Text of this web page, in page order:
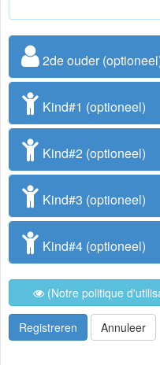
2de ouder
Kind#1 (optioneel)
Kind#2 (optioneel)
Kind#3 (optioneel)
Kind#4 (optioneel)
(Notre politique
Registreren Annuleer